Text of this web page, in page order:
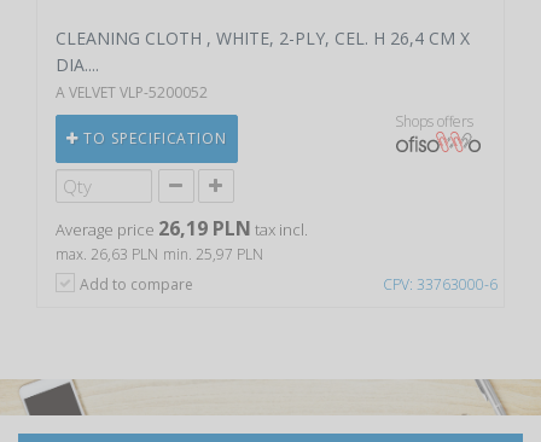
CPV: 33763000-6
CLEANING CLOTH , WHITE, 2-PLY, CEL. H 26,4 CM X
DIA....
A VELVET VLP-5200052
TO SPECIFICATION
Shops offers
Average price 26,19 PLN tax incl.
max. 26,63 PLN min. 25,97 PLN
Add to compare